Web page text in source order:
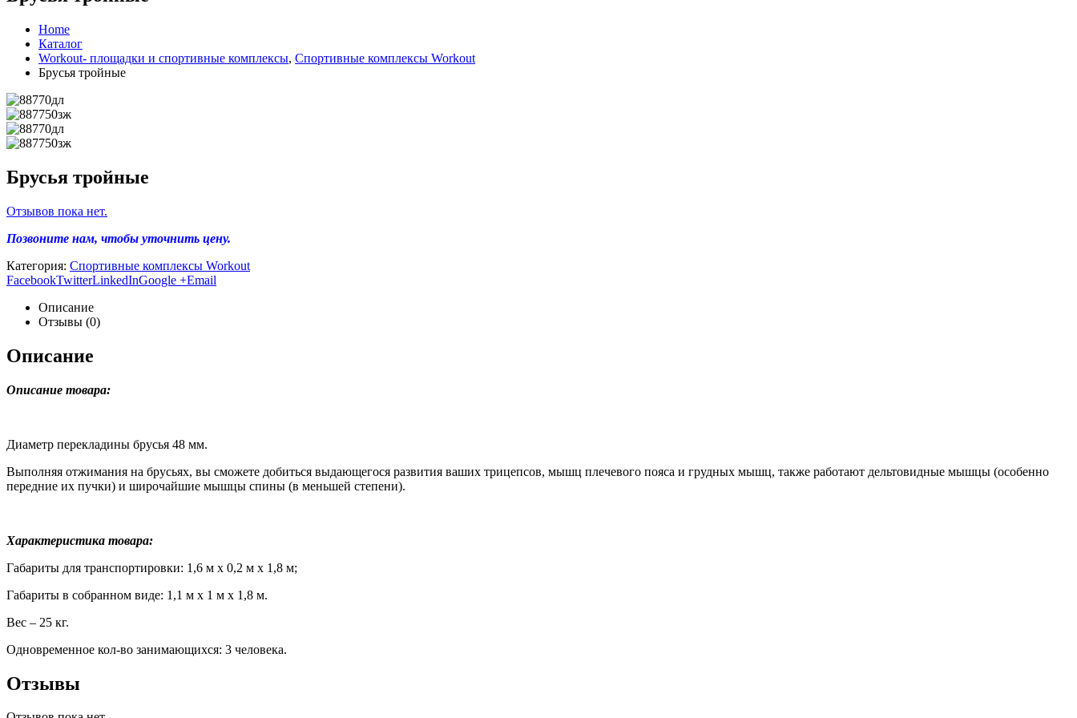
Home
Каталог
Workout- площадки и спортивные комплексы, Спортивные комплексы Workout
Брусья тройные
Брусья тройные
Отзывов пока нет.
Позвоните нам, чтобы уточнить цену.
Категория: Спортивные комплексы Workout
FacebookTwitterLinkedInGoogle +Email
Описание
Отзывы (0)
Описание
Описание товара:
Диаметр перекладины брусья 48 мм.
Выполняя отжимания на брусьях, вы сможете добиться выдающегося развития ваших трицепсов, мышц плечевого пояса и грудных мышц, также работают дельтовидные мышцы (особенно
передние их пучки) и широчайшие мышцы спины (в меньшей степени).
Характеристика товара:
Габариты для транспортировки: 1,6 м х 0,2 м х 1,8 м;
Габариты в собранном виде: 1,1 м х 1 м х 1,8 м.
Вес – 25 кг.
Одновременное кол-во занимающихся: 3 человека.
Отзывы